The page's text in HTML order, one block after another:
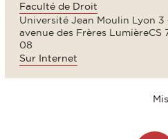
Faculté de Droit
Université Jean Moulin Lyon 3
avenue des Frères LumièreCS
08
Sur Internet